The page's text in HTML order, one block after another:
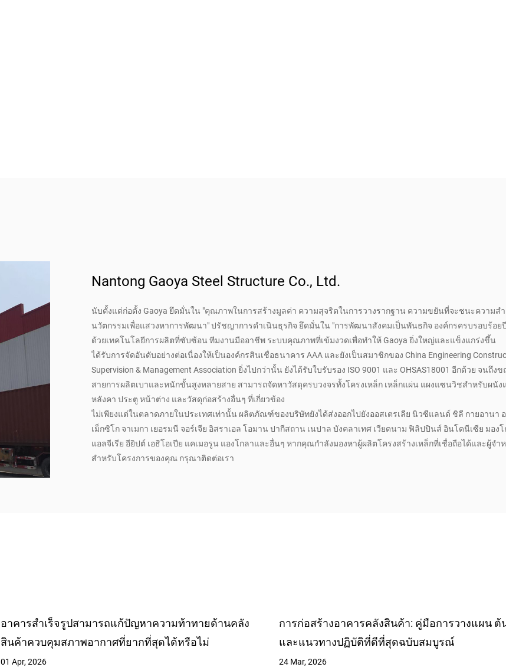
Nantong Gaoya Steel Structure Co., Ltd.
นับตั้งแต่ก่อตั้ง Gaoya ยึดมั่นใน "คุณภาพในการสร้างมูลค่า ความสุจริตในการวางรากฐาน ความขยันที่จะชนะความสำ
นวัตกรรมเพื่อแสวงหาการพัฒนา" ปรัชญาการดำเนินธุรกิจ ยึดมั่นใน "การพัฒนาสังคมเป็นพันธกิจ องค์กรครบรอบร้อย
ด้วยเทคโนโลยีการผลิตที่ซับซ้อน ทีมงานมืออาชีพ ระบบคุณภาพที่เข้มงวดเพื่อทำให้ Gaoya ยิ่งใหญ่และแข็งแกร่งขึ้น
ได้รับการจัดอันดับอย่างต่อเนื่องให้เป็นองค์กรสินเชื่อธนาคาร AAA และยังเป็นสมาชิกของ China Engineering
Supervision & Management Association ยิ่งไปกว่านั้น ยังได้รับใบรับรอง ISO 9001 และ OHSAS18001 อีกด้วย จนถึง
สายการผลิตเบาและหนักขั้นสูงหลายสาย สามารถจัดหาวัสดุครบวงจรทั้งโครงเหล็ก เหล็กแผ่น แผงแซนวิชสำหรับผนัง
หลังคา ประตู หน้าต่าง และวัสดุก่อสร้างอื่นๆ ที่เกี่ยวข้อง
ไม่เพียงแต่ในตลาดภายในประเทศเท่านั้น ผลิตภัณฑ์ของบริษัทยังได้ส่งออกไปยังออสเตรเลีย นิวซีแลนด์ ชิลี กายอานา อ
เม็กซิโก จาเมกา เยอรมนี จอร์เจีย อิสราเอล โอมาน ปากีสถาน เนปาล บังคลาเทศ เวียดนาม ฟิลิปปินส์ อินโดนีเซีย มองโ
แอลจีเรีย อียิปต์ เอธิโอเปีย แคเมอรูน แองโกลาและอื่นๆ หากคุณกำลังมองหาผู้ผลิตโครงสร้างเหล็กที่เชื่อถือได้และผู้จำ
สำหรับโครงการของคุณ กรุณาติดต่อเรา
การก่อสร้างอาคารคลังสินค้า: คู่มือการวางแผน ต้นทุน
และแนวทางปฏิบัติที่ดีที่สุดฉบับสมบูรณ์
24 Mar, 2026
งานไซต์เชิงพาณิชย์ การก่อสร้างสิ่งอำนวยความส
และการออกแบบโครงสร้างอาคารโลหะ: คู่มือฉ
19 Mar, 2026